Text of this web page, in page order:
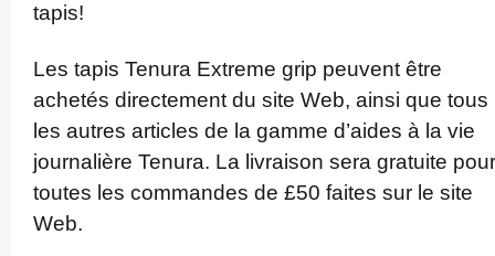
tapis!
Les tapis Tenura Extreme grip peuvent être
achetés directement du site Web, ainsi que tous
les autres articles de la gamme d’aides à la vie
journalière Tenura. La livraison sera gratuite pour
toutes les commandes de £50 faites sur le site
Web.